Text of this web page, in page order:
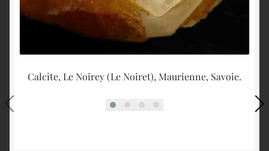
Calcite, Le Noirey (Le Noiret), Maurienne, Savoie.